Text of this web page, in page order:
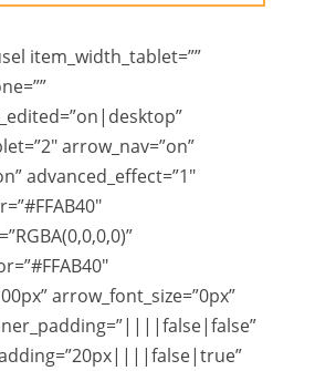
item_width_tablet=””
arrow_nav=”on”
advanced_effect=”1″
arrow_font_size=”0px”